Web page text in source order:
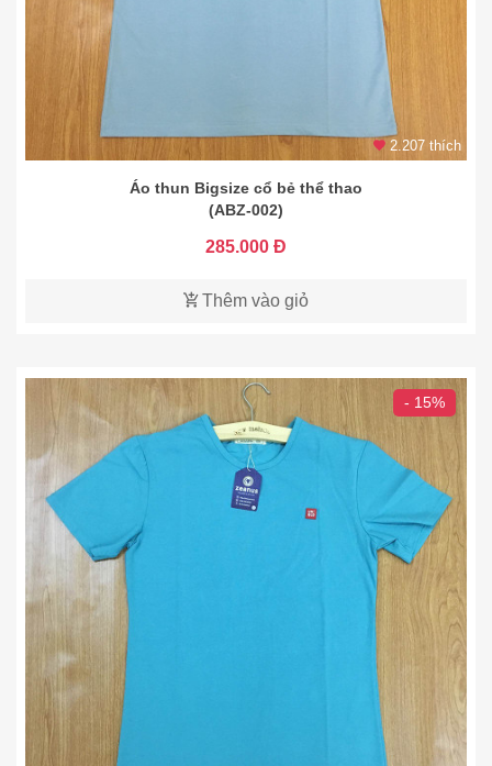
2.207 thích
Áo thun Bigsize cổ bẻ thể thao
(ABZ-002)
285.000 Đ
Thêm vào giỏ
- 15%